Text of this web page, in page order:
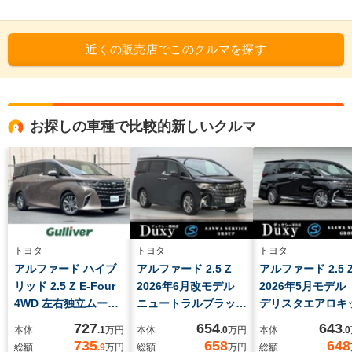
近くの販売店でこのクルマを探す
お探しの車種で比較的新しいクルマ
トヨタ
アルファード ハイブ
リッド 2.5 Z E-Four
4WD 左右独立ムーン
DA 電動シェード
本体 727.1万円
総額
735.9万円
トヨタ
アルファード 2.5 Z
2026年6月改モデル
ニュートラルブラッ
ックアブソーバー
本体 654.0万円
総額
658万円
トヨタ
アルファード 2.5
2026年5月モデ
デリスタエアロキ
ーフ デジタルイ
本体 643.0
総額
648